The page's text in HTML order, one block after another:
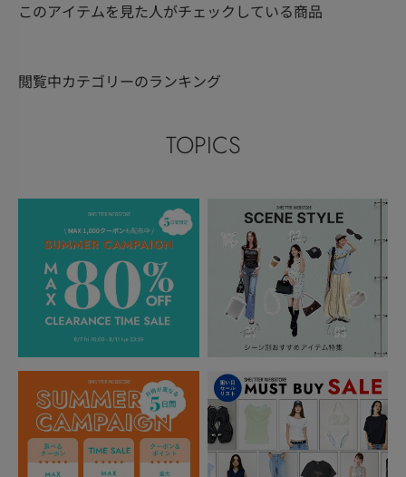
このアイテムを見た人がチェックしている商品
閲覧中カテゴリーのランキング
TOPICS